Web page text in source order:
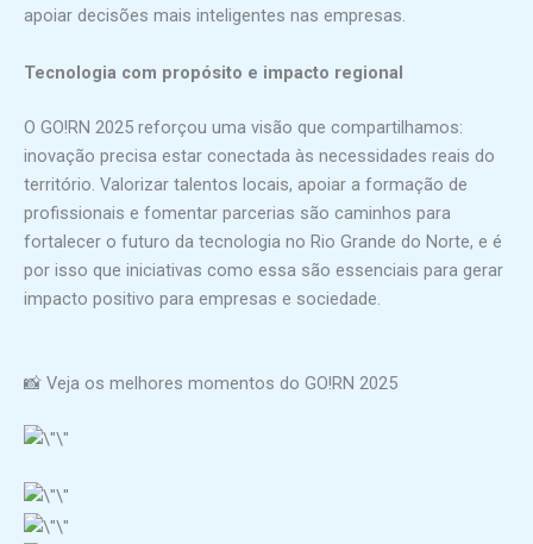
apoiar decisões mais inteligentes nas empresas.
Tecnologia com propósito e impacto regional
O GO!RN 2025 reforçou uma visão que compartilhamos:
inovação precisa estar conectada às necessidades reais do
território. Valorizar talentos locais, apoiar a formação de
profissionais e fomentar parcerias são caminhos para
fortalecer o futuro da tecnologia no Rio Grande do Norte, e é
por isso que iniciativas como essa são essenciais para gerar
impacto positivo para empresas e sociedade.
📸 Veja os melhores momentos do GO!RN 2025